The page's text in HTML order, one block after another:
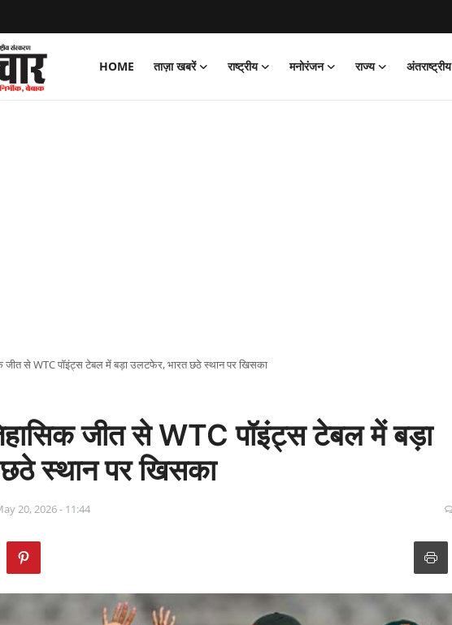
HOME ताज़ा खबरें राष्ट्रीय मनोरंजन राज्य अंतराष्ट्रीय
जीत से WTC पॉइंट्स टेबल में बड़ा उलटफेर, भारत छठे स्थान पर खिसका
जीत से WTC पॉइंट्स टेबल में बड़ा
स्थान पर खिसका
20, 2026 - 11:44